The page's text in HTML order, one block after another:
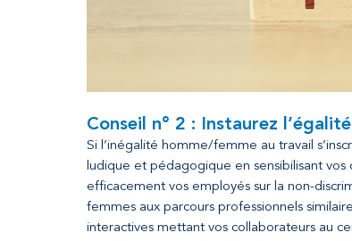
Conseil n° 2 : Instaurez
Si l’inégalité homme/femme au travail
ludique et pédagogique en sensibilisant
efficacement vos employés sur la non-
femmes aux parcours professionnels
interactives mettant vos collaborateurs au